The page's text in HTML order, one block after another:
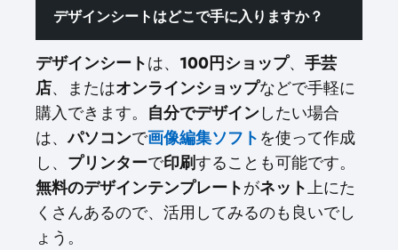
デザインシートはどこで手に入りますか？
デザインシートは、 100円ショップ、 手芸
店、またはオンラインショップなどで手軽に
購入できます。 自分でデザインしたい場合
は、パソコンで画像編集ソフトを使って作成
し、 プリンターで印刷することも可能です。
無料のデザインテンプレートがネット上にた
くさんあるので、活用してみるのも良いでし
ょう。